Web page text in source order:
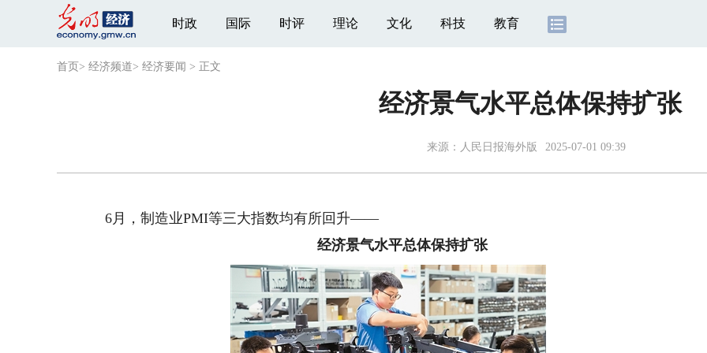
时政 国际 时评 理论 文化 科技 教育
首页 > 经济频道> 经济要闻 > 正文
经济景气水平总体保持扩张
来源： 人民日报海外版 2025-07-01 09:39
6月，制造业PMI等三大指数均有所回升——
经济景气水平总体保持扩张